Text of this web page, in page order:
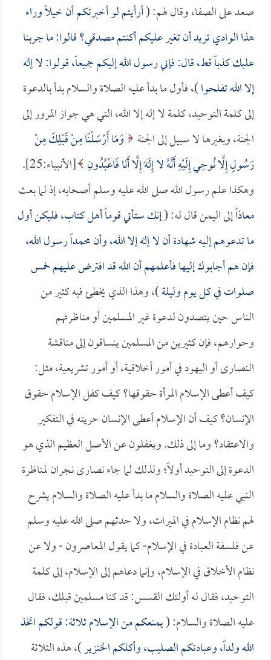
صعد على الصفا، وقال لهم: (أرأيتم لو أخبرتكم أن خيلاً وراء
هذا الوادي تريد أن تغير عليكم أكنتم مصدقي؟ قالوا: ما جربنا
عليك كذباً قط، قال: فإني رسول الله إليكم جميعاً، قولوا: لا إله
إلا الله تفلحوا)، فأول ما بدأ عليه الصلاة والسلام بدأ بالدعوة
إلى كلمة التوحيد، كلمة لا إله إلا الله، التي هي جواز المرور إلى
الجنة، وبغيرها لا سبيل إلى الجنة
وَمَا أَرْسَلْنَا مِنْ قَبْلِكَ مِنْ
رَسُولٍ إِلَّا نُوحِي إِلَيْهِ أَنَّهُ لا إِلَهَ إِلَّا أَنَا فَاعْبُدُونِ [الأنبياء:25].
وهكذا علم رسول الله صلى الله عليه وسلم أصحابه، إذ لما بعث
معاذاًإلى اليمن قال له: (إنك ستأتي قوماً أهل كتاب، فليكن أول
ما تدعوهم إليه شهادة أن لا إله إلا الله، وأن محمداً رسول الله،
فإن هم أجابوك إليها فأعلمهم أن الله قد افترض عليهم خمس
صلوات في كل يوم وليلة)، وهذا الذي يخطئ فيه كثير من
الناس حين يتصدون لدعوة غير المسلمين أو مناظرتهم
وحوارهم، فإن كثيرين من المسلمين ينساقون إلى مناقشة
النصارى أو اليهود في أمور أخلاقية، أو أمور تشريعية، مثل:
كيف أعطى الإسلام المرأة حقوقها؟ كيف كفل الإسلام حقوق
الإنسان؟ كيف أن الإسلام أعطى الإنسان حريته في التفكير
والاعتقاد؟ وما إلى ذلك. ويغفلون عن الأصل العظيم الذي هو
الدعوة إلى التوحيد أولاً؛ ولذلك لما جاء نصارى نجران لمناظرة
النبي عليه الصلاة والسلام ما بدأ عليه الصلاة والسلام يشرح
لهم نظام الإسلام في الميراث، ولا حدثهم صلى الله عليه وسلم
عن فلسفة العبادة في الإسلام- كما يقول المعاصرون - ولا عن
نظام الأخلاق في الإسلام، وإنما دعاهم إلى الإسلام، إلى كلمة
التوحيد، فقال له أولئك القسس: قد كنا مسلمين قبلك، فقال
عليه الصلاة والسلام: (يمنعكم من الإسلام ثلاثة: قولكم اتخذ
الله ولداً، وعبادتكم الصليب، وأكلكم الخنزير)، هذه الثلاثة